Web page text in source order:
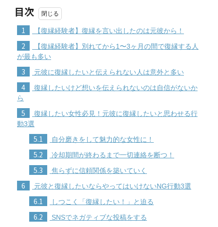
目次
1 【復縁経験者】復縁を言い出したのは元彼から！
2
【復縁経験者】別れてから1〜3ヶ月の間で復縁する人
が最も多い
3 元彼に復縁したいと伝えられない人は意外と多い
4
復縁したいけど想いを伝えられないのは自信がないか
ら
5
復縁したい女性必見！元彼に復縁したいと思わせる行
動3選
5.1 自分磨きをして魅力的な女性に！
5.2 冷却期間が終わるまで一切連絡を断つ！
5.3 焦らずに信頼関係を築いていく
6 元彼と復縁したいならやってはいけないNG行動3選
6.1 しつこく「復縁したい！」と迫る
6.2 SNSでネガティブな投稿をする